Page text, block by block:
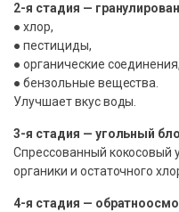
2-я стадия —
● хлор,
● пестициды,
● органические соединения,
● бензольные вещества.
Улучшает вкус воды.
3-я стадия — угольный
Спрессованный кокосовый
органики и остаточного
4-я стадия —